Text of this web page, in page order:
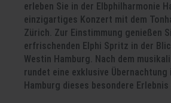
erleben Sie in der Elbphilharmonie
einzigartiges Konzert mit dem
Zürich. Zur Einstimmung genießen
erfrischenden Elphi Spritz in der
Westin Hamburg. Nach dem
rundet eine exklusive Übernachtung
Hamburg dieses besondere